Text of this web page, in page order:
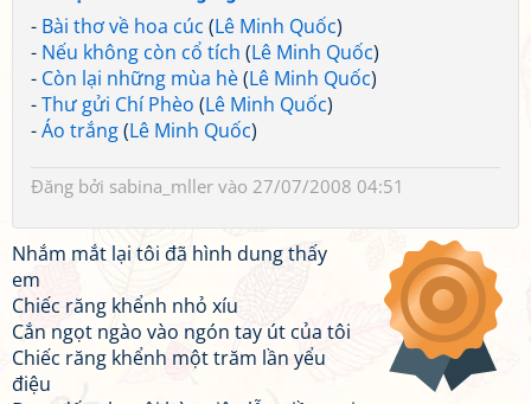
- Bài thơ về hoa cúc (Lê Minh Quốc)
- Nếu không còn cổ tích (Lê Minh Quốc)
- Còn lại những mùa hè(Lê Minh Quốc)
-Thư gửi Chí Phèo (Lê Minh Quốc)
-Áo trắng(Lê Minh Quốc)
Đăng bởi sabina_mller vào 27/07/2008 04:51
Nhắm mắt lại tôi đã hình dung thấy
em
Chiếc răng khểnh nhỏ xíu
Cắn ngọt ngào vào ngón tay út của tôi
Chiếc răng khểnh một trăm lần yểu
điệu